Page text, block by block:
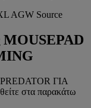
MOUSEPAD
ΓΙΑ
στα παρακάτω